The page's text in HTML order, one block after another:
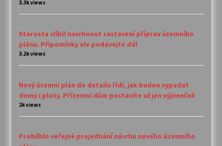
3.3k views
Starosta slíbil navrhnout zastavení příprav územního
plánu. Připomínky ale podávejte dál
3.2k views
Nový územní plán do detailu řídí, jak budou vypadat
domy i ploty. Přízemní dům postavíte už jen výjimečně
2k views
Proběhlo veřejné projednání návrhu nového územního